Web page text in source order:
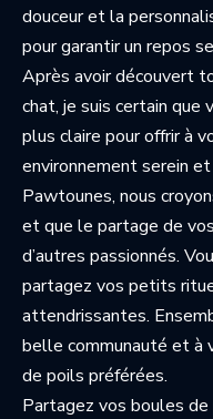
douceur et la
pour garantir un repos
Après avoir découvert
chat, je suis certain que
plus claire pour offrir à
environnement serein
Pawtounes, nous
et que le partage de
d’autres passionnés.
partagez vos petits
attendrissantes.
belle communauté et à
de poils préférées.
Partagez vos boules de